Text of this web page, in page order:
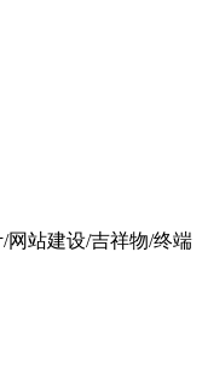
网站建设/吉祥物/终端